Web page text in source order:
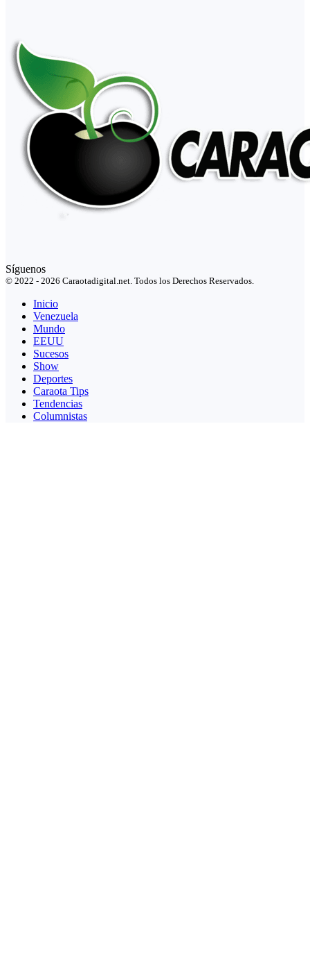
Síguenos
© 2022 - 2026 Caraotadigital.net. Todos los Derechos Reservados.
Inicio
Venezuela
Mundo
EEUU
Sucesos
Show
Deportes
Caraota Tips
Tendencias
Columnistas